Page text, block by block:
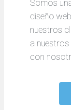
Somos
diseño
nuestros
a nuestros
con